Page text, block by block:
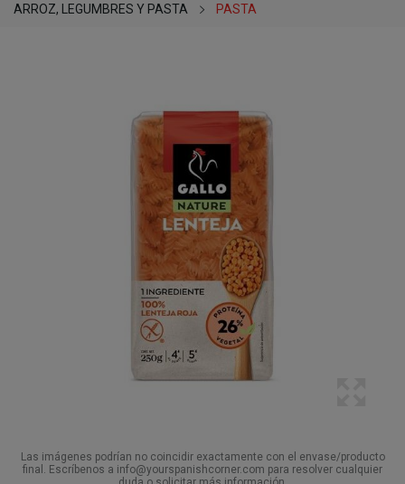
ARROZ, LEGUMBRES Y PASTA
PASTA
Las imágenes podrían no coincidir exactamente con el envase/producto
final. Escríbenos a info@yourspanishcorner.com para resolver cualquier